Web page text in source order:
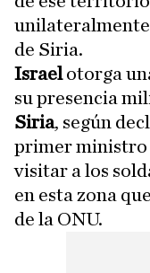
unilateralmente
de Siria.
Israelotorga
su presencia
Siria, según
primer ministro
visitar a los
en esta zona
de la ONU.